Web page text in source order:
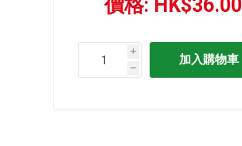
價格: HK$36.00
i
h